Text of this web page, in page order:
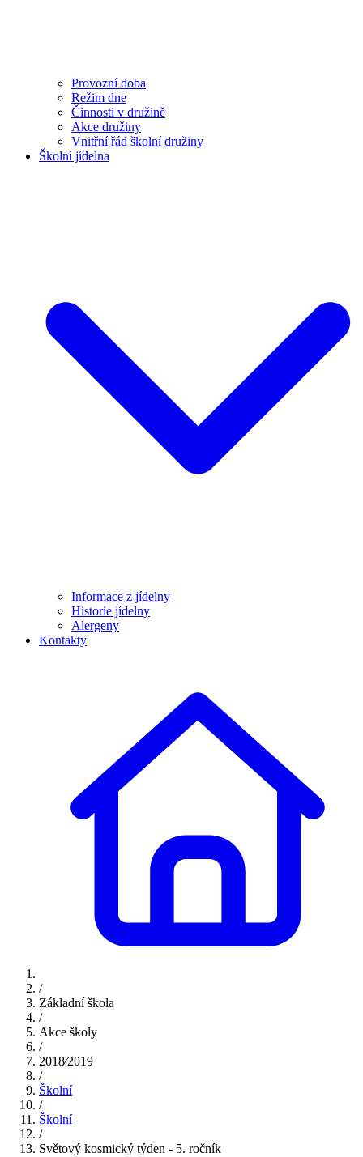
Provozní doba
Režim dne
Činnosti v družině
Akce družiny
Vnitřní řád školní družiny
Školní jídelna
Informace z jídelny
Historie jídelny
Alergeny
Kontakty
/
Základní škola
/
Akce školy
/
2018⁄2019
/
Školní
/
Školní
/
Světový kosmický týden - 5. ročník